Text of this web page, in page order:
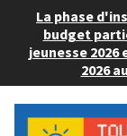
La phase
budget
jeunesse 2026
2026